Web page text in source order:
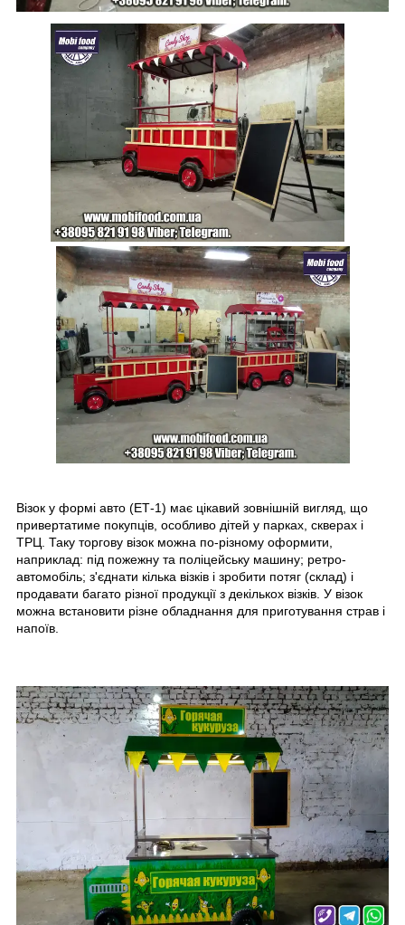
Візок у формі авто (ЕТ-1) має цікавий зовнішній вигляд, що
привертатиме покупців, особливо дітей у парках, скверах і
ТРЦ. Таку торгову візок можна по-різному оформити,
наприклад: під пожежну та поліцейську машину; ретро-
автомобіль; з'єднати кілька візків і зробити потяг (склад) і
продавати багато різної продукції з декількох візків. У візок
можна встановити різне обладнання для приготування страв і
напоїв.